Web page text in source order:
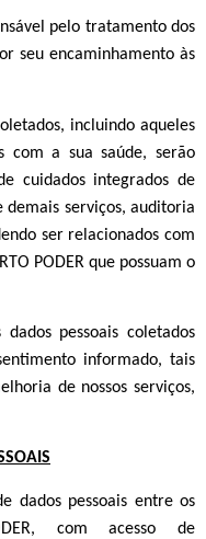
pelo tratamento dos
seu encaminhamento às
incluindo aqueles
com a sua saúde, serão
cuidados integrados de
demais serviços, auditoria
ser relacionados com
PODER que possuam o
pessoais coletados
informado, tais
de nossos serviços,
dados pessoais entre os
com acesso de